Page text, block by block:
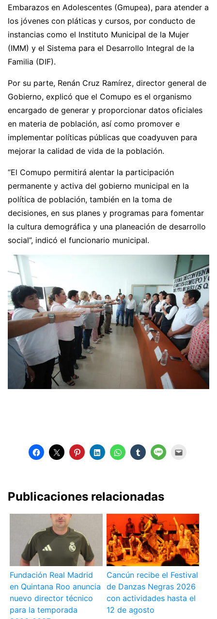
Embarazos en Adolescentes (Gmupea), para atender a
los jóvenes con pláticas y cursos, por conducto de
instancias como el Instituto Municipal de la Mujer
(IMM) y el Sistema para el Desarrollo Integral de la
Familia (DIF).
Por su parte, Renán Cruz Ramírez, director general de
Gobierno, explicó que el Comupo es el organismo
encargado de generar y proporcionar datos oficiales
en materia de población, así como promover e
implementar políticas públicas que coadyuven para
mejorar la calidad de vida de la población.
“El Comupo permitirá alentar la participación
permanente y activa del gobierno municipal en la
política de población, también en la toma de
decisiones, en sus planes y programas para fomentar
la cultura demográfica y una planeación de desarrollo
social”, indicó el funcionario municipal.
Publicaciones relacionadas
Fundación Real Madrid
en Quintana Roo anuncia
nuevo director técnico
para la temporada
Cancún recibe el Festival
de Danzas Negras 2026
con actividades hasta el
12 de agosto